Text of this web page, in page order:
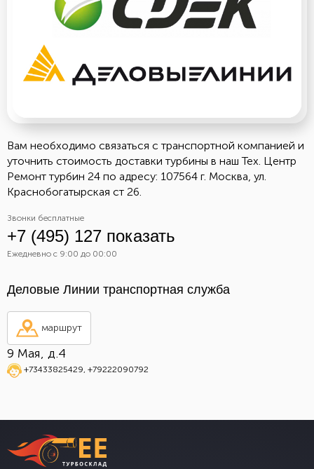
Вам необходимо связаться с транспортной компанией и
уточнить стоимость доставки турбины в наш Тех. Центр
Ремонт турбин 24 по адресу: 107564 г. Москва, ул.
Краснобогатырская ст 26.
Звонки бесплатные
+7 (495) 127 показать
Ежедневно с 9:00 до 00:00
Деловые Линии транспортная служба
маршрут
9 Мая, д.4
+73433825429, +79222090792